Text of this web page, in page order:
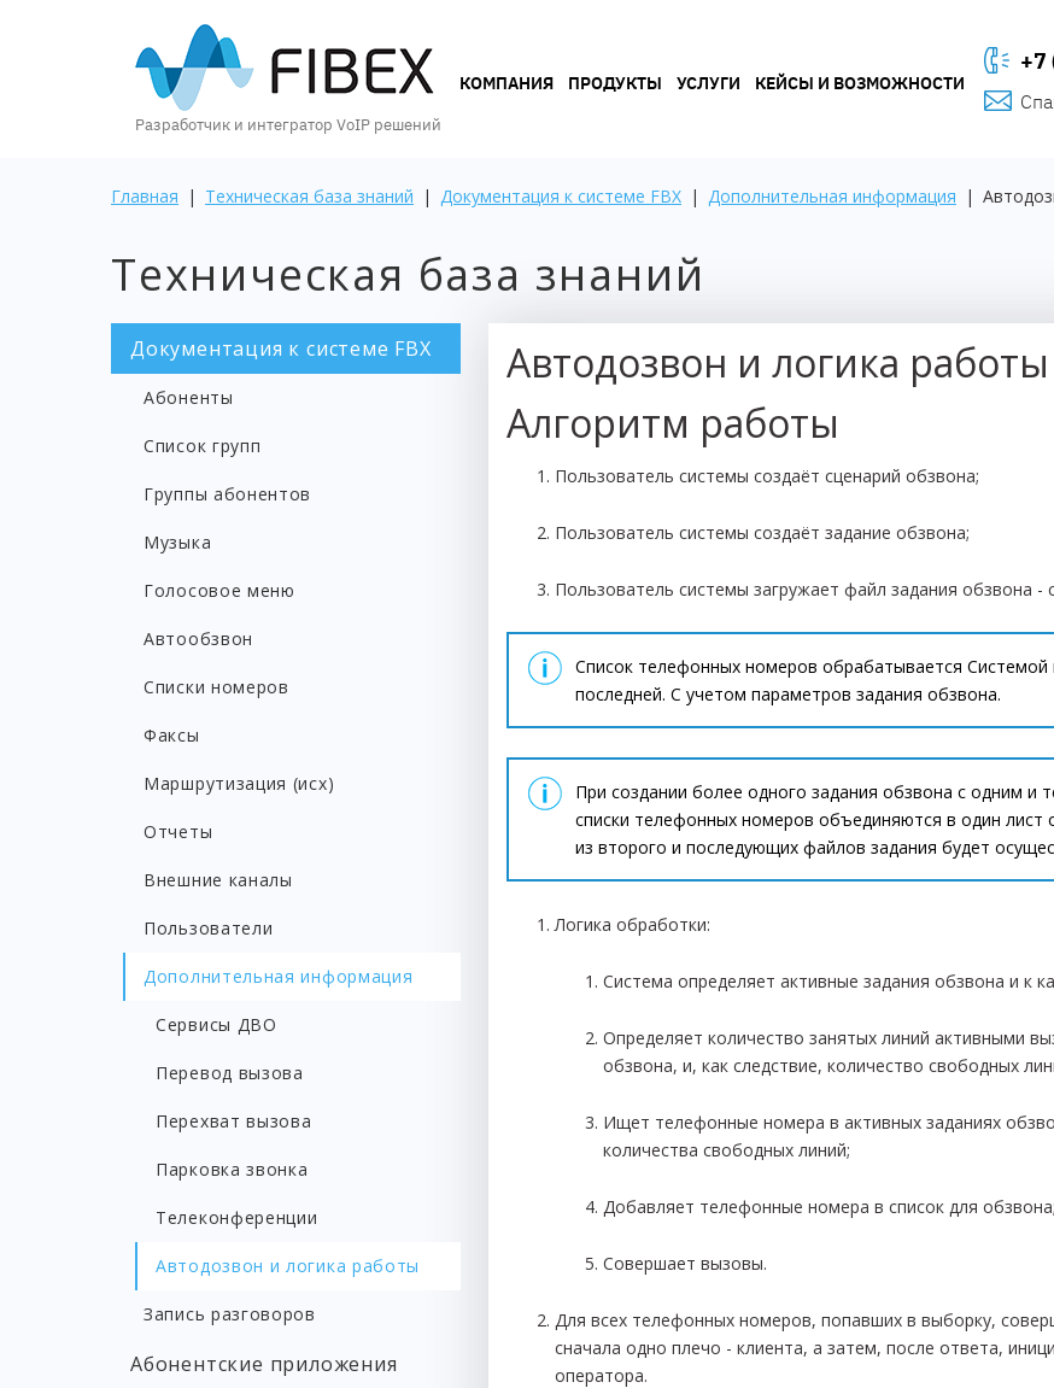
Разработчик и интегратор VoIP решений
КОМПАНИЯ ПРОДУКТЫ УСЛУГИ КЕЙСЫ И ВОЗМОЖНОСТИ
+7
Главная | Техническая база знаний | Документация к системе FBX | Дополнительная информация |
Техническая база знаний
Документация к системе FBX
Абоненты
Список групп
Группы абонентов
Музыка
Голосовое меню
Автообзвон
Списки номеров
Факсы
Маршрутизация (исх)
Отчеты
Внешние каналы
Пользователи
Дополнительная информация
Сервисы ДВО
Перевод вызова
Перехват вызова
Парковка звонка
Телеконференции
Автодозвон и логика работы
Запись разговоров
Абонентские приложения
Автодозвон и логика работы
Алгоритм работы
Пользователь системы создаёт сценарий обзвона;
Пользователь системы создаёт задание обзвона;
Пользователь системы загружает файл задания обзвона -
Список телефонных номеров обрабатывается Системой
последней. С учетом параметров задания обзвона.
При создании более одного задания обзвона с одним
списки телефонных номеров объединяются в один
из второго и последующих файлов задания будет
Логика обработки:
Система определяет активные задания обзвона и к
Определяет количество занятых линий активными
обзвона, и, как следствие, количество свободных
Ищет телефонные номера в активных заданиях
количества свободных линий;
Добавляет телефонные номера в список для обзвона;
Совершает вызовы.
Для всех телефонных номеров, попавших в выборку,
сначала одно плечо - клиента, а затем, после ответа,
оператора.